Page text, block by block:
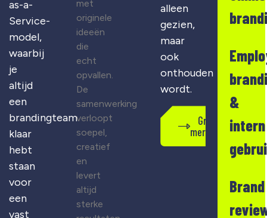
as-a-
Service-
model,
waarbij
je
altijd
een
brandingteam
klaar
hebt
staan
voor
een
vast
met
originele
ideeën
die
echt
opvallen.
De
samenwerking
verloopt
soepel,
creatief
en
levert
altijd
sterke
alleen
gezien,
maar
ook
onthouden
wordt.
Gratis
merkscan
&
intern
Brand